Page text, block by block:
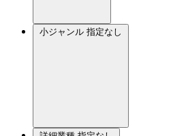
小ジャンル 指定なし